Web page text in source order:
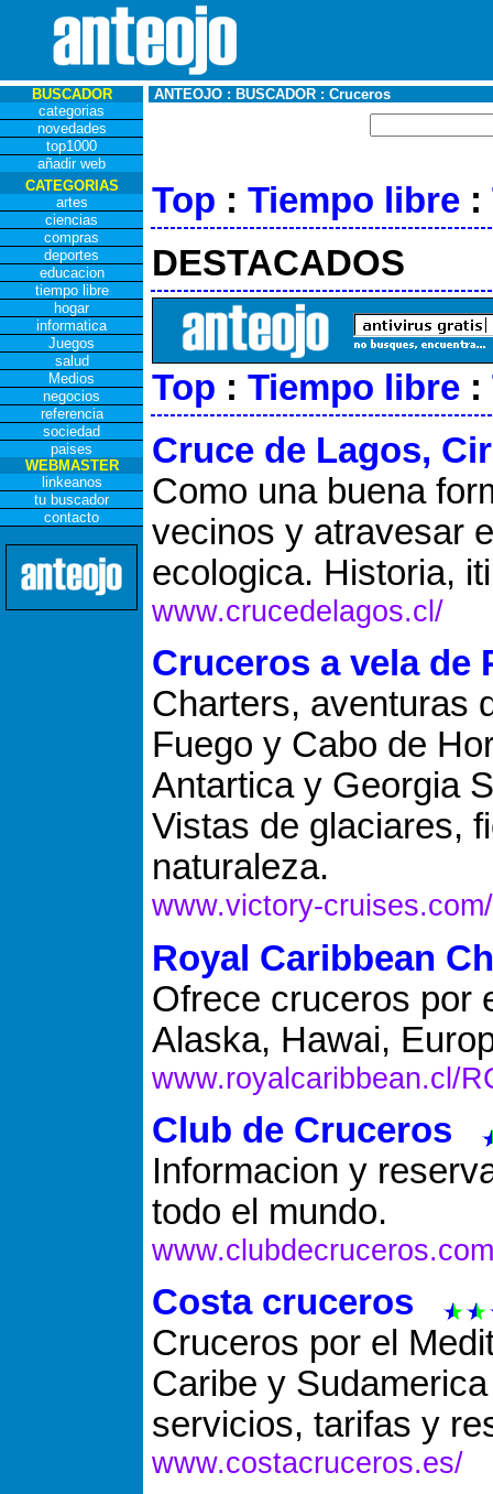
BUSCADOR
categorias
novedades
top1000
añadir web
ANTEOJO : BUSCADOR : Cruceros
CATEGORIAS
artes
ciencias
compras
deportes
educacion
tiempo libre
hogar
informatica
Juegos
salud
Medios
negocios
referencia
sociedad
paises
WEBMASTER
linkeanos
tu buscador
contacto
Top : Tiempo libre :
DESTACADOS
Top : Tiempo libre :
Cruce de Lagos,
Como una buena
vecinos y atravesar
ecologica. Historia,
www.crucedelagos.cl/
Cruceros a vela de
Charters, aventuras
Fuego y Cabo de
Antartica y Georgia
Vistas de glaciares,
naturaleza.
www.victory-
Royal Caribbean
Ofrece cruceros por
Alaska, Hawai,
www.royalcaribbean.cl/
Club de Cruceros
Informacion y
todo el mundo.
Costa cruceros
Cruceros por el
Caribe y
servicios, tarifas y
www.costacruceros.es/